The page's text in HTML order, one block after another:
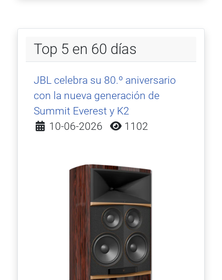
Top 5 en 60 días
JBL celebra su 80.º aniversario
con la nueva generación de
Summit Everest y K2
Detalles
10-06-2026 1102